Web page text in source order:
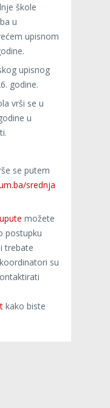
škole
u
upisnom
upisnog
godine.
vrši se u
u
se putem
srednja
možete
postupku
trebate
su
kako biste